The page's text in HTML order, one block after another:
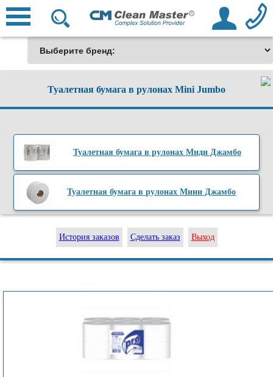
Туалетная бумага в рулонах Mini Jumbo
Туалетная бумага в рулонах Миди Джамбо
Туалетная бумага в рулонах Мини Джамбо
История заказов Сделать заказ Выход